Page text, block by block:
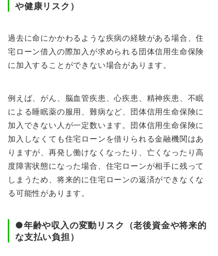
や健康リスク）
過去に命にかかわるような疾病の経験がある場合、住
宅ローン借入の際加入が求められる団体信用生命保険
に加入することができない場合があります。
例えば、がん、脳血管疾患、心疾患、精神疾患、不眠
による睡眠薬の服用、難病など、団体信用生命保険に
加入できない人が一定数います。団体信用生命保険に
加入しなくても住宅ローンを借りられる金融機関はあ
りますが、再発し働けなくなったり、亡くなったり高
度障害状態になった場合、住宅ローンが相手に残って
しまうため、将来的に住宅ローンの返済ができなくな
る可能性があります。
●年齢や収入の変動リスク（老後資金や将来的
な支払い負担）